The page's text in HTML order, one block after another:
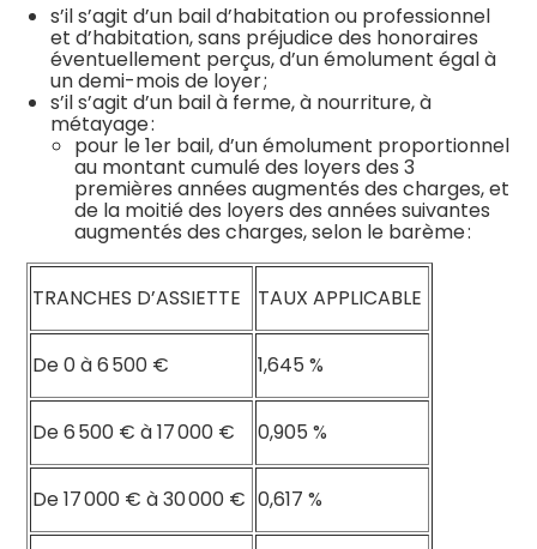
Veille Juridique
s’il s’agit d’un bail d’habitation ou professionnel
et d’habitation, sans préjudice des honoraires
éventuellement perçus, d’un émolument égal à
un demi-mois de loyer ;
s’il s’agit d’un bail à ferme, à nourriture, à
métayage :
pour le 1er bail, d’un émolument proportionnel
au montant cumulé des loyers des 3
premières années augmentés des charges, et
de la moitié des loyers des années suivantes
augmentés des charges, selon le barème :
TRANCHES D’ASSIETTE TAUX APPLICABLE
De 0 à 6 500 € 1,645 %
De 6 500 € à 17 000 € 0,905 %
De 17 000 € à 30 000 € 0,617 %